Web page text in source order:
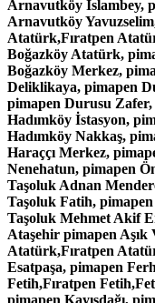
Arnavutköy İslambey,
Arnavutköy
Atatürk,Fıratpen
Boğazköy Atatürk,
Boğazköy Merkez,
Deliklikaya, pimapen
pimapen Durusu Zafer,
Hadımköy İstasyon,
Hadımköy Nakkaş,
Haraççı Merkez,
Nenehatun, pimapen
Taşoluk Adnan
Taşoluk Fatih,
Taşoluk Mehmet Akif
Ataşehir pimapen Aşık
Atatürk,Fıratpen
Esatpaşa, pimapen
Fetih,Fıratpen
pimapen Kayışdağı,